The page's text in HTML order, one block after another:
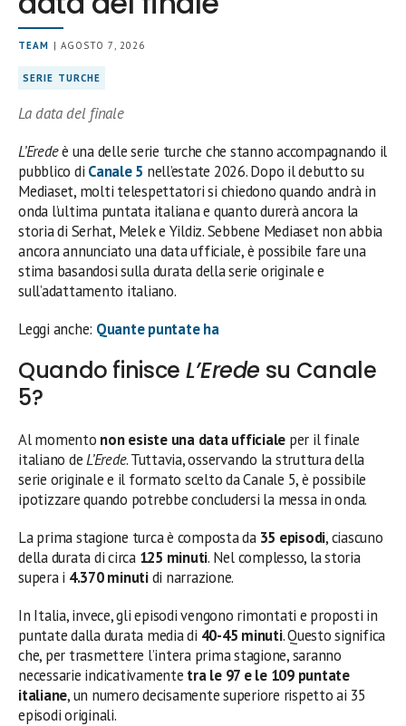
TEAM | AGOSTO 7, 2026
SERIE TURCHE
La data del finale
L’Eredeè una delle serie turche che stanno accompagnando il
pubblico di Canale 5 nell’estate 2026. Dopo il debutto su
Mediaset, molti telespettatori si chiedono quando andrà in
onda l’ultima puntata italiana e quanto durerà ancora la
storia di Serhat, Melek e Yildiz. Sebbene Mediaset non abbia
ancora annunciato una data ufficiale, è possibile fare una
stima basandosi sulla durata della serie originale e
sull’adattamento italiano.
Leggi anche: Quante puntate ha
Quando finisce L’Erede su Canale
5?
Al momento non esiste una data ufficiale per il finale
italiano deL’Erede. Tuttavia, osservando la struttura della
serie originale e il formato scelto da Canale 5, è possibile
ipotizzare quando potrebbe concludersi la messa in onda.
La prima stagione turca è composta da 35 episodi, ciascuno
della durata di circa 125 minuti. Nel complesso, la storia
supera i 4.370 minutidi narrazione.
In Italia, invece, gli episodi vengono rimontati e proposti in
puntate dalla durata media di 40-45 minuti. Questo significa
che, per trasmettere l’intera prima stagione, saranno
necessarie indicativamente tra le 97 e le 109 puntate
italiane, un numero decisamente superiore rispetto ai 35
episodi originali.